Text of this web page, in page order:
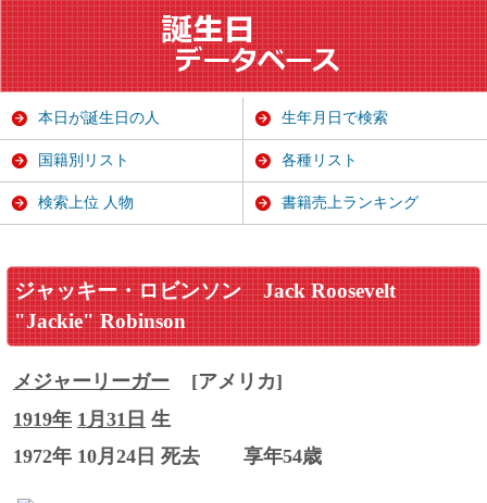
ジャッキー・ロビンソン
Jack Roosevelt
"Jackie" Robinson
メジャーリーガー
[アメリカ]
1919年 1月31日 生
1972年 10月24日 死去
享年54歳
本日が誕生日の人 生年月日で検索
国籍別リスト 各種リスト
検索上位 人物 書籍売上ランキング